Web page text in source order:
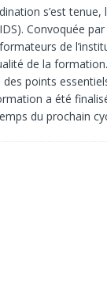
s’est tenue,
Convoquée
de
de la
points
a été
du prochain